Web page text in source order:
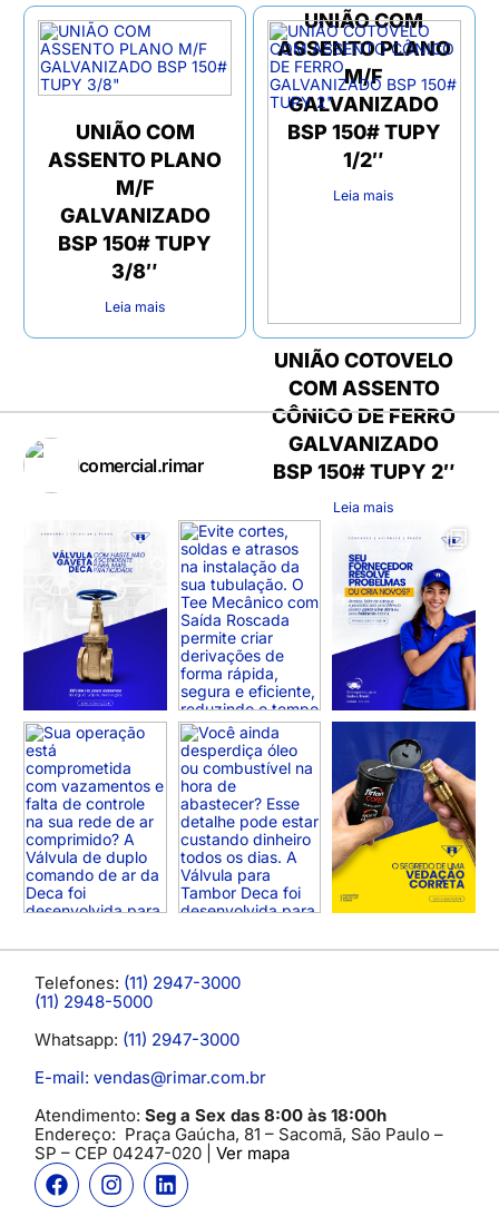
UNIÃO COM
ASSENTO PLANO
M/F
GALVANIZADO
BSP 150# TUPY
1/2″
Leia mais
UNIÃO COM
ASSENTO PLANO
M/F
GALVANIZADO
BSP 150# TUPY
3/8″
Leia mais
UNIÃO COTOVELO
COM ASSENTO
CÔNICO DE FERRO
GALVANIZADO
BSP 150# TUPY 2″
Leia mais
comercial.rimar
Telefones: (11) 2947-3000
(11) 2948-5000
Whatsapp: (11) 2947-3000
E-mail: vendas@rimar.com.br
Atendimento: Seg a Sex das 8:00 às 18:00h
Endereço: Praça Gaúcha, 81 – Sacomã, São Paulo –
SP – CEP 04247-020 | Ver mapa